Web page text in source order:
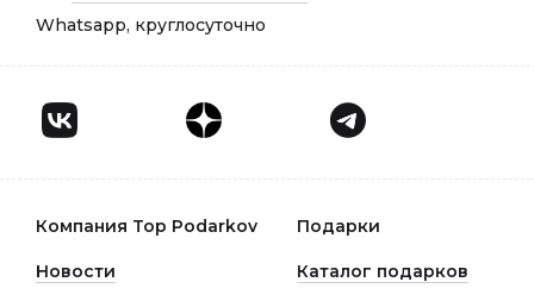
Whatsapp, круглосуточно
Компания Top Podarkov Подарки
Новости Каталог подарков